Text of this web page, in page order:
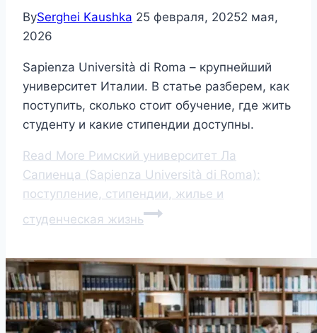
BySerghei Kaushka 25 февраля, 20252 мая,
2026
Sapienza Università di Roma – крупнейший
университет Италии. В статье разберем, как
поступить, сколько стоит обучение, где жить
студенту и какие стипендии доступны.
Read More Римский университет Ла
Сапиенца (Sapienza Università di Roma):
поступление, стипендии, жилье и
студенческая жизнь